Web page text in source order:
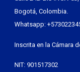
Bogotá, Colombia.
Whatsapp:
Inscrita en la Cámara
NIT: 901517302